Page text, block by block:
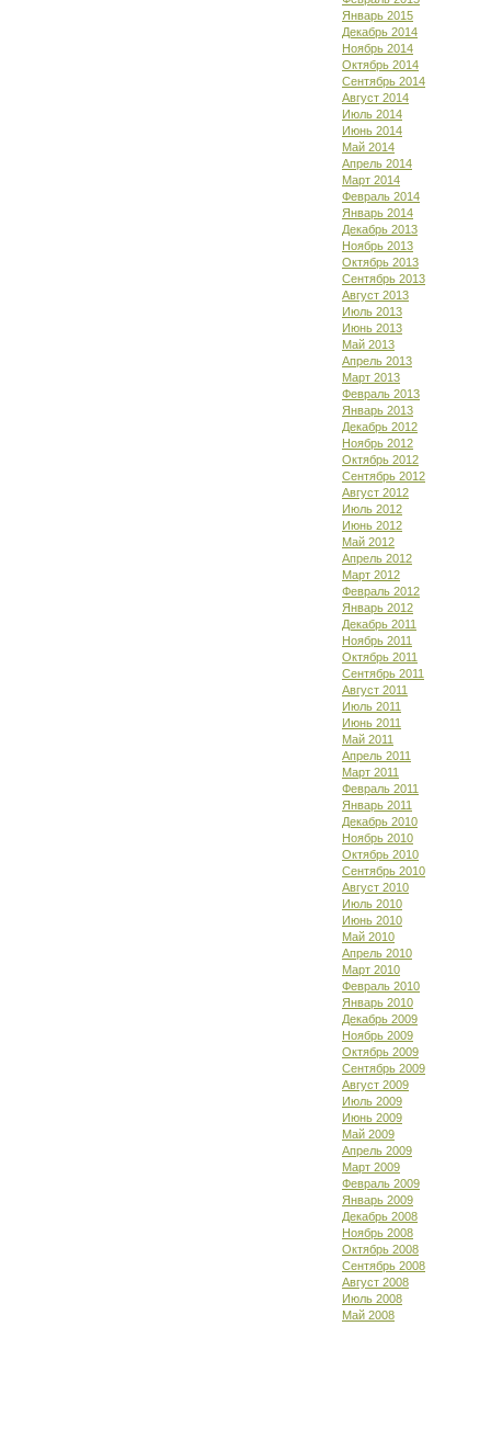
Январь 2015
Декабрь 2014
Ноябрь 2014
Октябрь 2014
Сентябрь 2014
Август 2014
Июль 2014
Июнь 2014
Май 2014
Апрель 2014
Март 2014
Февраль 2014
Январь 2014
Декабрь 2013
Ноябрь 2013
Октябрь 2013
Сентябрь 2013
Август 2013
Июль 2013
Июнь 2013
Май 2013
Апрель 2013
Март 2013
Февраль 2013
Январь 2013
Декабрь 2012
Ноябрь 2012
Октябрь 2012
Сентябрь 2012
Август 2012
Июль 2012
Июнь 2012
Май 2012
Апрель 2012
Март 2012
Февраль 2012
Январь 2012
Декабрь 2011
Ноябрь 2011
Октябрь 2011
Сентябрь 2011
Август 2011
Июль 2011
Июнь 2011
Май 2011
Апрель 2011
Март 2011
Февраль 2011
Январь 2011
Декабрь 2010
Ноябрь 2010
Октябрь 2010
Сентябрь 2010
Август 2010
Июль 2010
Июнь 2010
Май 2010
Апрель 2010
Март 2010
Февраль 2010
Январь 2010
Декабрь 2009
Ноябрь 2009
Октябрь 2009
Сентябрь 2009
Август 2009
Июль 2009
Июнь 2009
Май 2009
Апрель 2009
Март 2009
Февраль 2009
Январь 2009
Декабрь 2008
Ноябрь 2008
Октябрь 2008
Сентябрь 2008
Август 2008
Июль 2008
Май 2008